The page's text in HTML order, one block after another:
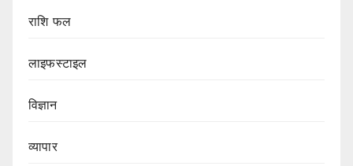
राशि फल
लाइफस्टाइल
विज्ञान
व्यापार